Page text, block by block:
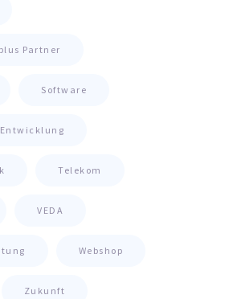
Partner
Software
Telekom
VEDA
Webshop
Zukunft